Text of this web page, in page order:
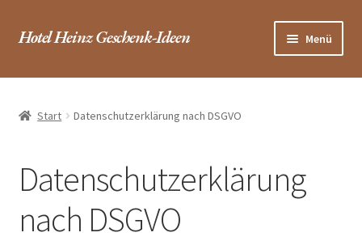
Zur
Zum
Hotel Heinz Geschenk-Ideen Menü
Startseite / Shop
Hotel
Warenkorb
Start Datenschutzerklärung nach DSGVO
Datenschutzerklärung
nach DSGVO